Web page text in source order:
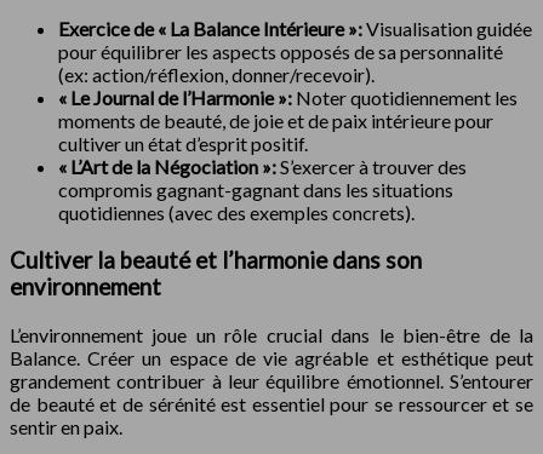
Exercice de « La Balance Intérieure »:Visualisation guidée
pour équilibrer les aspects opposés de sa personnalité
(ex: action/réflexion, donner/recevoir).
« Le Journal de l’Harmonie »: Noter quotidiennement les
moments de beauté, de joie et de paix intérieure pour
cultiver un état d’esprit positif.
« L’Art de la Négociation »:S’exercer à trouver des
compromis gagnant-gagnant dans les situations
quotidiennes (avec des exemples concrets).
Cultiver la beauté et l’harmonie dans son
environnement
L’environnement joue un rôle crucial dans le bien-être de la
Balance. Créer un espace de vie agréable et esthétique peut
grandement contribuer à leur équilibre émotionnel. S’entourer
de beauté et de sérénité est essentiel pour se ressourcer et se
sentir en paix.